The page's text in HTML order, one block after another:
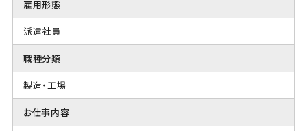
雇用形態
派遣社員
職種分類
製造・工場
お仕事内容